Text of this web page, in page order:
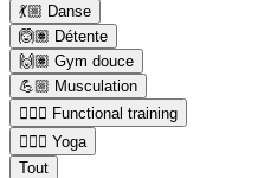
💃🏼 Danse
🙆🏽 Détente
🙌🏽 Gym douce
💪🏼 Musculation
🏋🏼‍♂️ Functional training
🧘🏼‍♂️ Yoga
Tout